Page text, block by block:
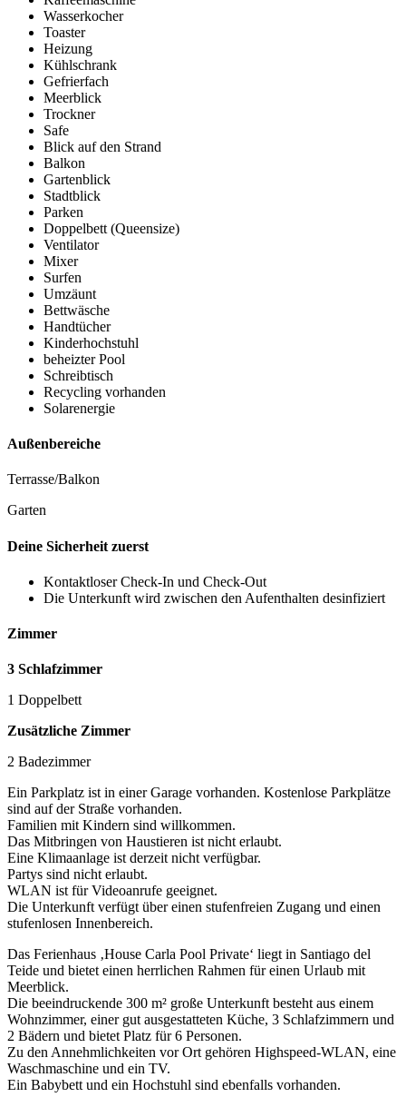
Wasserkocher
Toaster
Heizung
Kühlschrank
Gefrierfach
Meerblick
Trockner
Safe
Blick auf den Strand
Balkon
Gartenblick
Stadtblick
Parken
Doppelbett (Queensize)
Ventilator
Mixer
Surfen
Umzäunt
Bettwäsche
Handtücher
Kinderhochstuhl
beheizter Pool
Schreibtisch
Recycling vorhanden
Solarenergie
Außenbereiche
Terrasse/Balkon
Garten
Deine Sicherheit zuerst
Kontaktloser Check-In und Check-Out
Die Unterkunft wird zwischen den Aufenthalten desinfiziert
Zimmer
3 Schlafzimmer
1 Doppelbett
Zusätzliche Zimmer
2 Badezimmer
Ein Parkplatz ist in einer Garage vorhanden. Kostenlose Parkplätze
sind auf der Straße vorhanden.
Familien mit Kindern sind willkommen.
Das Mitbringen von Haustieren ist nicht erlaubt.
Eine Klimaanlage ist derzeit nicht verfügbar.
Partys sind nicht erlaubt.
WLAN ist für Videoanrufe geeignet.
Die Unterkunft verfügt über einen stufenfreien Zugang und einen
stufenlosen Innenbereich.
Das Ferienhaus ‚House Carla Pool Private‘ liegt in Santiago del
Teide und bietet einen herrlichen Rahmen für einen Urlaub mit
Meerblick.
Die beeindruckende 300 m² große Unterkunft besteht aus einem
Wohnzimmer, einer gut ausgestatteten Küche, 3 Schlafzimmern und
2 Bädern und bietet Platz für 6 Personen.
Zu den Annehmlichkeiten vor Ort gehören Highspeed-WLAN, eine
Waschmaschine und ein TV.
Ein Babybett und ein Hochstuhl sind ebenfalls vorhanden.